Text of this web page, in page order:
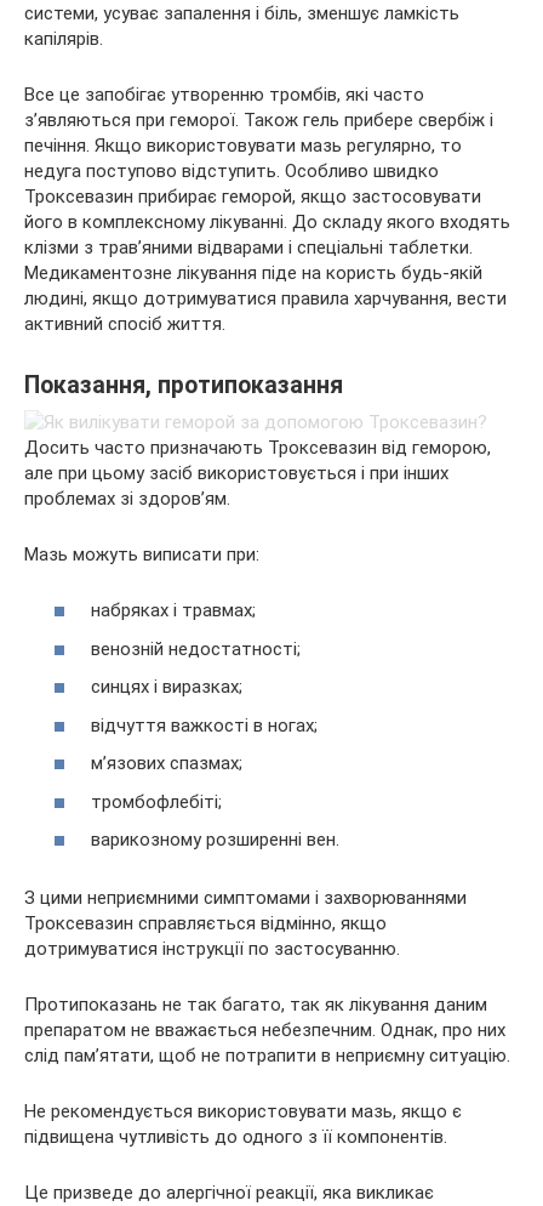
системи, усуває запалення і біль, зменшує ламкість
капілярів.
Все це запобігає утворенню тромбів, які часто
з’являються при геморої. Також гель прибере свербіж і
печіння. Якщо використовувати мазь регулярно, то
недуга поступово відступить. Особливо швидко
Троксевазин прибирає геморой, якщо застосовувати
його в комплексному лікуванні. До складу якого входять
клізми з трав’яними відварами і спеціальні таблетки.
Медикаментозне лікування піде на користь будь-якій
людині, якщо дотримуватися правила харчування, вести
активний спосіб життя.
Показання, протипоказання
Досить часто призначають Троксевазин від геморою,
але при цьому засіб використовується і при інших
проблемах зі здоров’ям.
Мазь можуть виписати при:
набряках і травмах;
венозній недостатності;
синцях і виразках;
відчуття важкості в ногах;
м’язових спазмах;
тромбофлебіті;
варикозному розширенні вен.
З цими неприємними симптомами і захворюваннями
Троксевазин справляється відмінно, якщо
дотримуватися інструкції по застосуванню.
Протипоказань не так багато, так як лікування даним
препаратом не вважається небезпечним. Однак, про них
слід пам’ятати, щоб не потрапити в неприємну ситуацію.
Не рекомендується використовувати мазь, якщо є
підвищена чутливість до одного з її компонентів.
Це призведе до алергічної реакції, яка викликає